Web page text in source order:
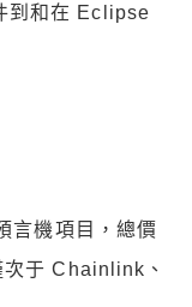
到和在 Eclipse
言機項目，總價
于 Chainlink、